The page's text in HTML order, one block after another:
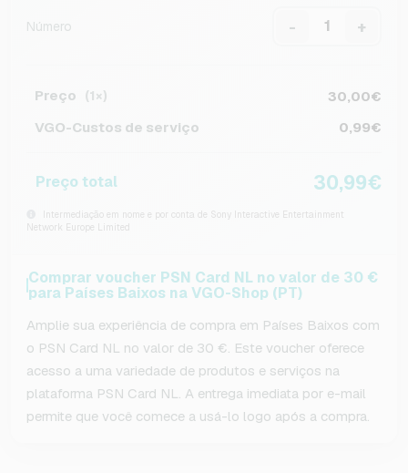
Número - +
Preço (1×)
30,00€
VGO-Custos de serviço
0,99€
Preço total 30,99€
Intermediação em nome e por conta de Sony Interactive Entertainment
Network Europe Limited
Comprar voucher PSN Card NL no valor de 30 €
para Países Baixos na VGO-Shop (PT)
Amplie sua experiência de compra em Países Baixos com
o PSN Card NL no valor de 30 €. Este voucher oferece
acesso a uma variedade de produtos e serviços na
plataforma PSN Card NL. A entrega imediata por e-mail
permite que você comece a usá-lo logo após a compra.